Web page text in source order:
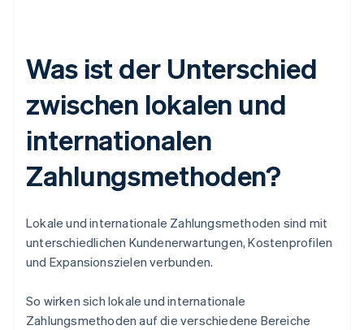
Was ist der Unterschied
zwischen lokalen und
internationalen
Zahlungsmethoden?
Lokale und internationale Zahlungsmethoden sind mit
unterschiedlichen Kundenerwartungen, Kostenprofilen
und Expansionszielen verbunden.
So wirken sich lokale und internationale
Zahlungsmethoden auf die verschiedene Bereiche